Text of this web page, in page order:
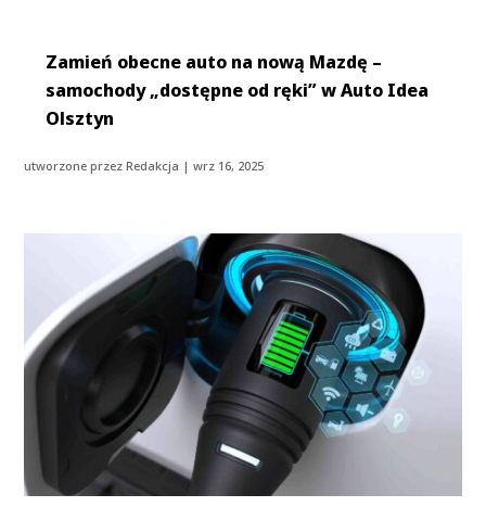
Zamień obecne auto na nową Mazdę –
samochody „dostępne od ręki” w Auto Idea
Olsztyn
utworzone przezRedakcja |wrz 16, 2025